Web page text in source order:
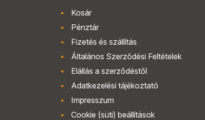
Kosár
Pénztár
Fizetés és szállítás
Általános Szerződési Feltételek
Elállás a szerződéstől
Adatkezelési tájékoztató
Impresszum
Cookie (süti) beállítások